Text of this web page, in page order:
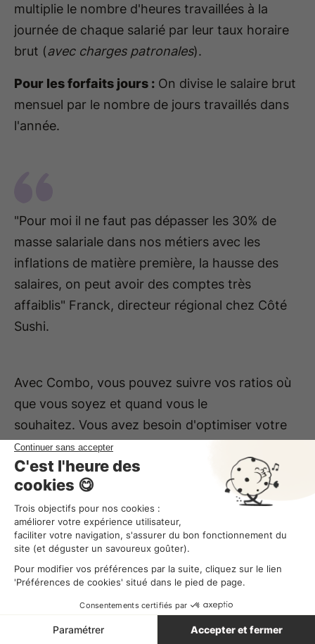
multiplie le nombre d'heures travaillées à la
journée de chaque salarié par leur taux horaire
brut (avec charges patronales).
Pour les forfaits jours : On divise le salaire brut
mensuel par le nombre de jours travaillés dans
l'année.
"Pour moi il ne faut pas dépasser les 30% de
masse salariale dans nos métiers avec les
inflations de matière première, la hausse des
salaires, on peut avoir des comptes très
affaiblis" Franck, directeur régional chez Côté
Sushi.
Avec Combo, vous pouvez suivre vos ratios où
que vous soyez et quand vous le
souhaitez. Vous avez besoin d'optimiser votre
ratio de masse salariale ? Sachez qu'il est
directementconnecté à vos plannings , vous
permettant de les ajuster.
Comment vos plannings peuvent sauver votre
masse salariale ? Grâce à votre tableau de bord
qui vous permet de personnaliser des objectifs
de productivité et ratios de masse salariale et
les suivre à la journée ou à la semaine, sur un ou
tous vos établissements. Comparez le